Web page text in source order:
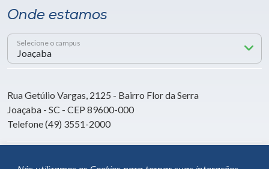
Onde estamos
Selecione o campus
Rua Getúlio Vargas, 2125 - Bairro Flor da Serra
Joaçaba - SC - CEP 89600-000
Telefone (49) 3551-2000
Siga a Unoesc